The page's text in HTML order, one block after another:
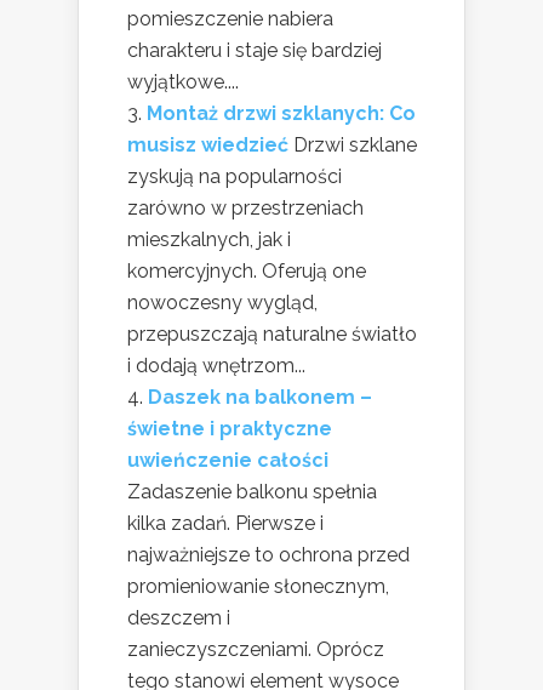
pomieszczenie nabiera
charakteru i staje się bardziej
wyjątkowe....
Montaż drzwi szklanych: Co
musisz wiedzieć Drzwi szklane
zyskują na popularności
zarówno w przestrzeniach
mieszkalnych, jak i
komercyjnych. Oferują one
nowoczesny wygląd,
przepuszczają naturalne światło
i dodają wnętrzom...
Daszek na balkonem –
świetne i praktyczne
uwieńczenie całości
Zadaszenie balkonu spełnia
kilka zadań. Pierwsze i
najważniejsze to ochrona przed
promieniowanie słonecznym,
deszczem i
zanieczyszczeniami. Oprócz
tego stanowi element wysoce